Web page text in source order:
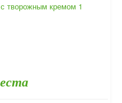
творожным кремом 1